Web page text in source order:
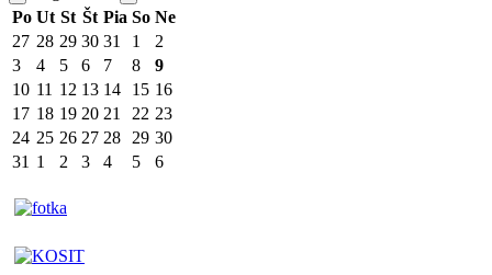
Po Ut St Št Pia So Ne
27 28 29 30 31 1
2
3
4 5 6 7 8
9
10 11 12 13 14 15 16
17 18 19 20 21 22 23
24 25 26 27 28 29 30
31 1 2 3 4 5 6